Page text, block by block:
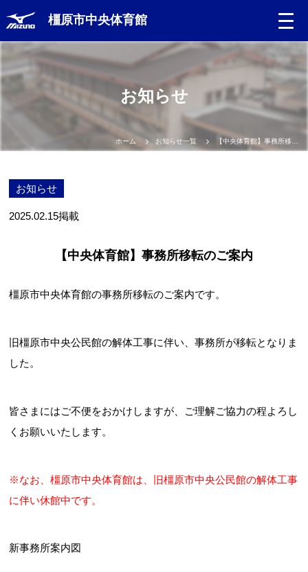
橿原市中央体育館
お知らせ
ホーム お知らせ一覧 【中央体育館】事務所移転のご案内
お知らせ
2025.02.15掲載
【中央体育館】事務所移転のご案内
橿原市中央体育館の事務所移転のご案内です。
旧橿原市中央公民館の解体工事に伴い、事務所が移転となりま
した。
皆さまにはご不便をおかけしますが、ご理解ご協力の程よろし
くお願いいたします。
※なお、橿原市中央体育館は、旧橿原市中央公民館の解体工事
に伴い休館中です。
新事務所案内図